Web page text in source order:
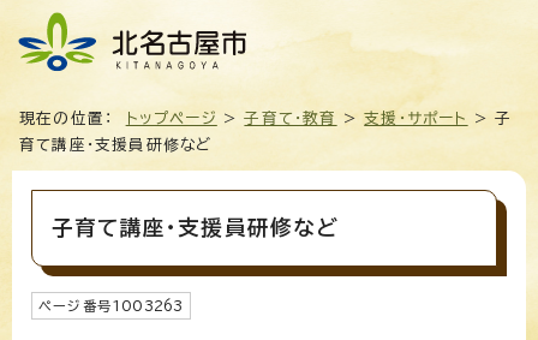
現在の位置： トップページ >子育て・教育 >支援・サポート
> 子
育て講座・支援員研修など
子育て講座・支援員研修など
ページ番号1003263